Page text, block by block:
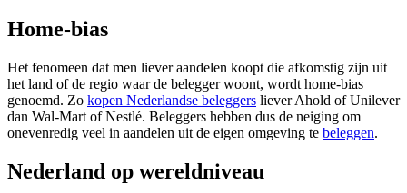
Home-bias
Het fenomeen dat men liever aandelen koopt die afkomstig zijn uit
het land of de regio waar de belegger woont, wordt home-bias
genoemd. Zo kopen Nederlandse beleggers liever Ahold of Unilever
dan Wal-Mart of Nestlé. Beleggers hebben dus de neiging om
onevenredig veel in aandelen uit de eigen omgeving te beleggen.
Nederland op wereldniveau